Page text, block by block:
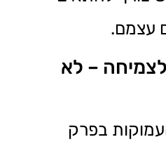
עצמם.
– לא
בפרק